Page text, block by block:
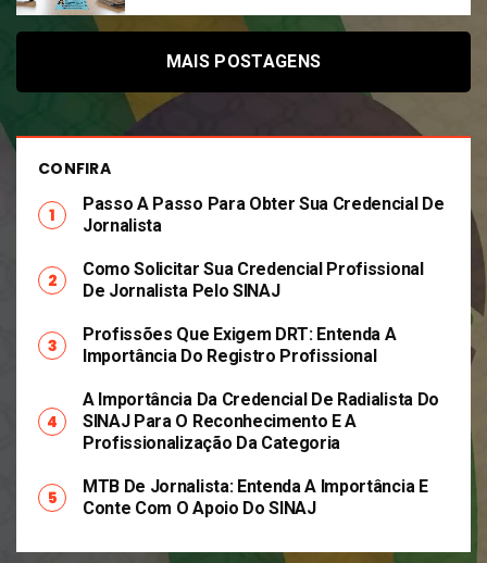
MAIS POSTAGENS
CONFIRA
Passo A Passo Para Obter Sua Credencial De
Jornalista
Como Solicitar Sua Credencial Profissional
De Jornalista Pelo SINAJ
Profissões Que Exigem DRT: Entenda A
Importância Do Registro Profissional
A Importância Da Credencial De Radialista Do
SINAJ Para O Reconhecimento E A
Profissionalização Da Categoria
MTB De Jornalista: Entenda A Importância E
Conte Com O Apoio Do SINAJ